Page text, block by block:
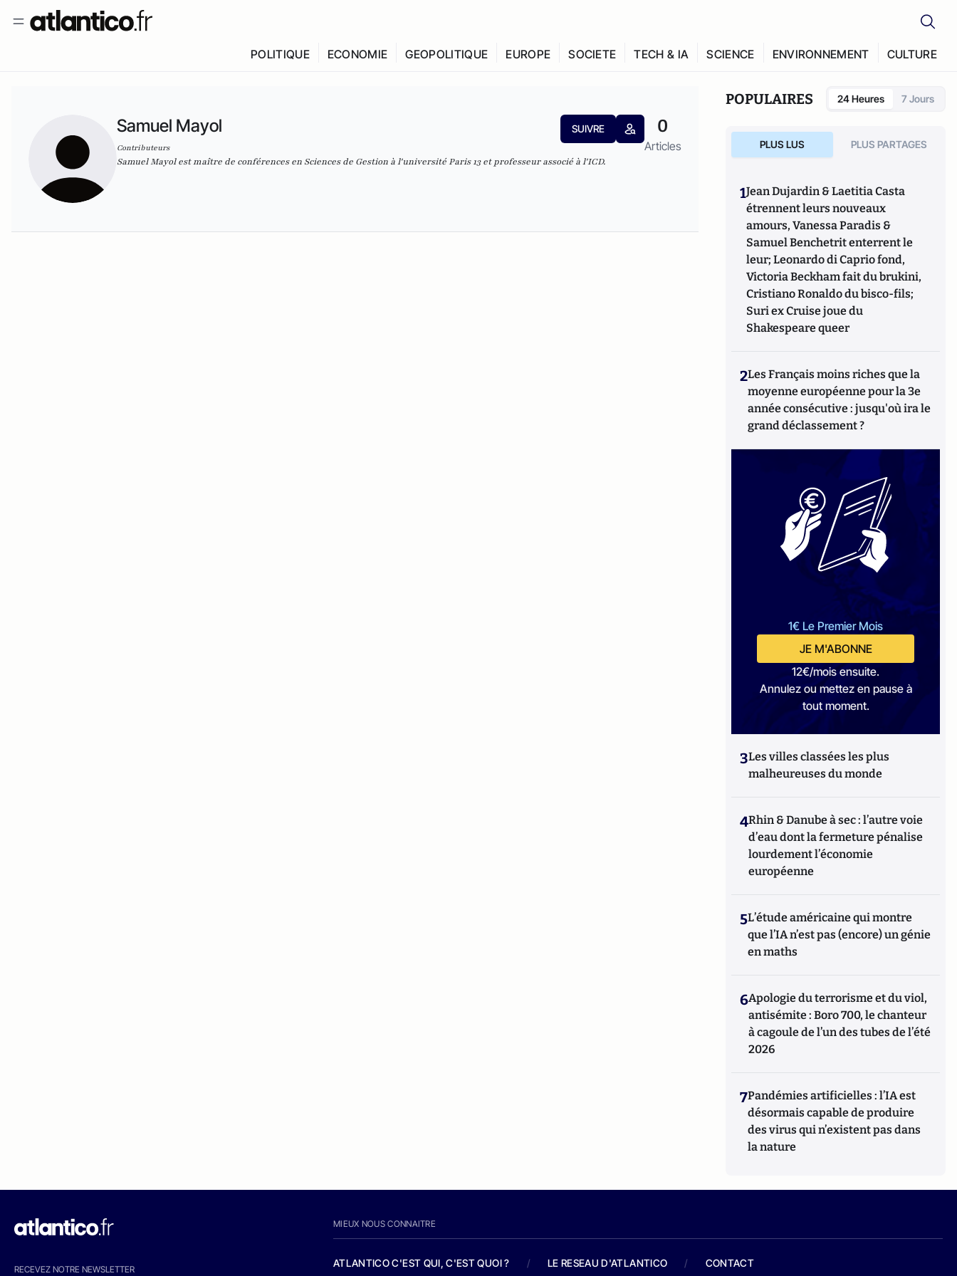
POLITIQUE ECONOMIE GEOPOLITIQUE EUROPE SOCIETE TECH & IA SCIENCE ENVIRONNEMENT CULTURE
Samuel Mayol
Contributeurs
SUIVRE 0
Articles
Samuel Mayol est maître de conférences en Sciences de Gestion à l'université Paris 13 et professeur associé à l'ICD.
POPULAIRES 24 Heures 7 Jours
PLUS LUS PLUS PARTAGES
1Jean Dujardin & Laetitia Casta
étrennent leurs nouveaux
amours, Vanessa Paradis &
Samuel Benchetrit enterrent le
leur; Leonardo di Caprio fond,
Victoria Beckham fait du brukini,
Cristiano Ronaldo du bisco-fils;
Suri ex Cruise joue du
Shakespeare queer
2Les Français moins riches que la
moyenne européenne pour la 3e
année consécutive : jusqu'où ira le
grand déclassement ?
1€ Le Premier Mois
JE M'ABONNE
12€/mois ensuite.
Annulez ou mettez en pause à
tout moment.
3Les villes classées les plus
malheureuses du monde
4Rhin & Danube à sec : l’autre voie
d’eau dont la fermeture pénalise
lourdement l’économie
européenne
5L’étude américaine qui montre
que l’IA n’est pas (encore) un génie
en maths
6Apologie du terrorisme et du viol,
antisémite : Boro 700, le chanteur
à cagoule de l’un des tubes de l’été
2026
7Pandémies artificielles : l’IA est
désormais capable de produire
des virus qui n’existent pas dans
la nature
RECEVEZ NOTRE NEWSLETTER
MIEUX NOUS CONNAITRE
ATLANTICO C'EST QUI, C'EST QUOI ? / LE RESEAU D'ATLANTICO / CONTACT